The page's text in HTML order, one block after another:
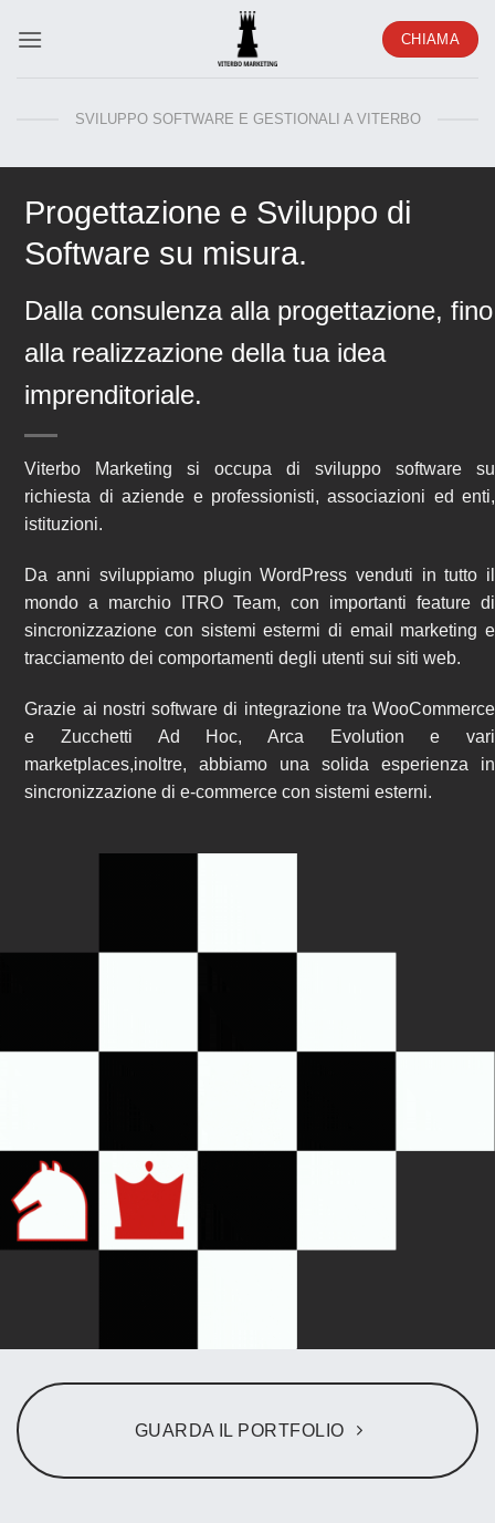
CHIAMA
SVILUPPO SOFTWARE E GESTIONALI A VITERBO
Progettazione e Sviluppo di
Software su misura.
Dalla consulenza alla progettazione, fino
alla realizzazione della tua idea
imprenditoriale.
Viterbo Marketingsi occupa di sviluppo softwaresu
richiesta di aziende e professionisti, associazioni ed enti,
istituzioni.
Da anni sviluppiamo plugin WordPress venduti in tutto il
mondo a marchio ITRO Team, con importanti feature di
sincronizzazione con sistemi estermi di email marketing e
tracciamento dei comportamenti degli utenti sui siti web.
Grazie ai nostri software di integrazione tra WooCommerce
e Zucchetti Ad Hoc, Arca Evolution e vari
marketplaces,inoltre, abbiamo una solida esperienza in
sincronizzazione di e-commerce con sistemi esterni.
GUARDA IL PORTFOLIO